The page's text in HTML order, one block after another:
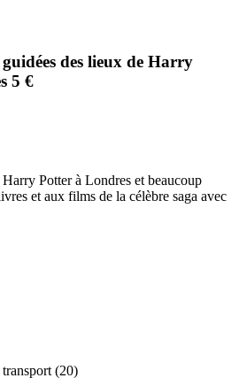
des lieux de Harry
5 €
Potter à Londres et beaucoup
et aux films de la célèbre saga avec
transport (20)